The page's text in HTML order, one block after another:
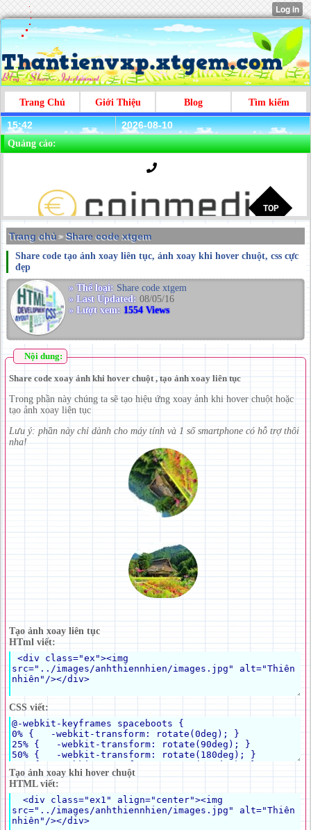
Trang Chủ Giới Thiệu Blog Tìm kiếm
15:42 2026-08-10
Quảng cáo:
Trang chủ >Share code xtgem
Share code tạo ảnh xoay liên tục, ảnh xoay khi hover chuột, css cực
đẹp
» Thể loại: Share code xtgem
» Last Updated: 08/05/16
» Lượt xem: 1554 Views
Nội dung:
Share code xoay ảnh khi hover chuột , tạo ảnh xoay liên tục
Trong phần này chúng ta sẽ tạo hiệu ứng xoay ảnh khi hover chuột hoặc
tạo ảnh xoay liên tục
Lưu ý: phần này chỉ dành cho máy tính và 1 số smartphone có hỗ trợ thôi
nha!
Tạo ảnh xoay liên tục
HTml viết:
CSS viết:
Tạo ảnh xoay khi hover chuột
HTML viết: